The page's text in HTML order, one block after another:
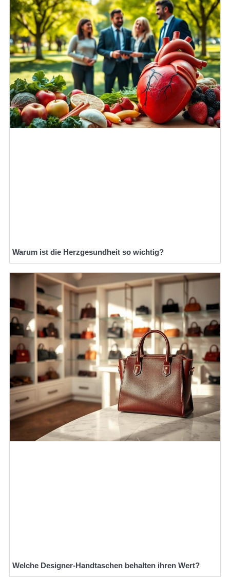
Warum ist die Herzgesundheit so wichtig?
Welche Designer-Handtaschen behalten ihren Wert?